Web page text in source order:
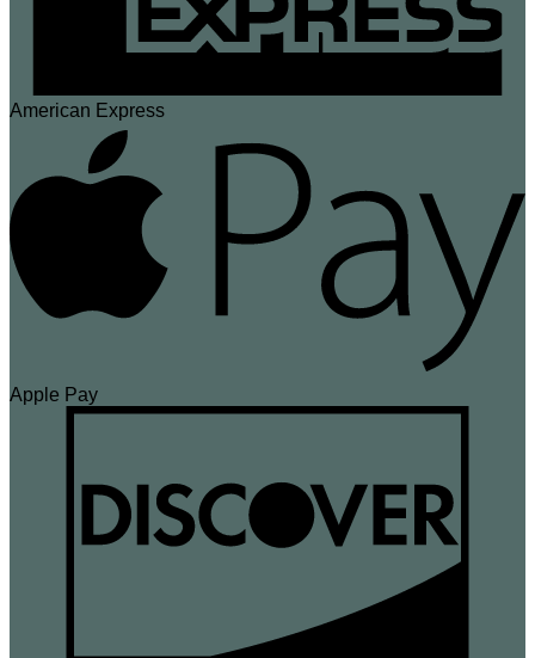
American Express
Apple Pay